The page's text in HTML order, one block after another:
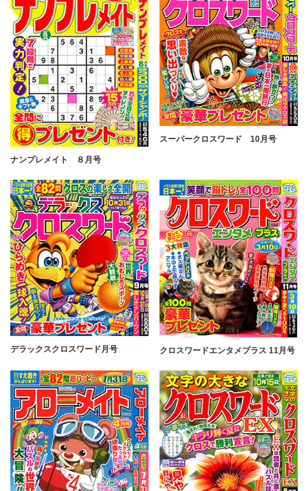
ナンプレメイト ８月号
スーパークロスワード 10月号
デラックスクロスワード月号 クロスワードエンタメプラス 11月号